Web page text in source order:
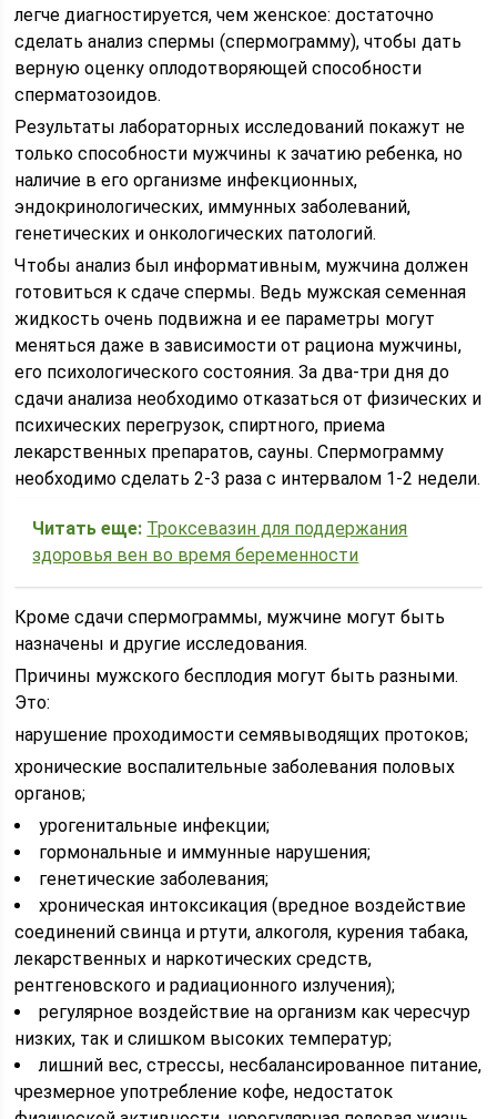
легче диагностируется, чем женское: достаточно
сделать анализ спермы (спермограмму), чтобы дать
верную оценку оплодотворяющей способности
сперматозоидов.
Результаты лабораторных исследований покажут не
только способности мужчины к зачатию ребенка, но
наличие в его организме инфекционных,
эндокринологических, иммунных заболеваний,
генетических и онкологических патологий.
Чтобы анализ был информативным, мужчина должен
готовиться к сдаче спермы. Ведь мужская семенная
жидкость очень подвижна и ее параметры могут
меняться даже в зависимости от рациона мужчины,
его психологического состояния. За два-три дня до
сдачи анализа необходимо отказаться от физических и
психических перегрузок, спиртного, приема
лекарственных препаратов, сауны. Спермограмму
необходимо сделать 2-3 раза с интервалом 1-2 недели.
Читать еще: Троксевазин для поддержания
здоровья вен во время беременности
Кроме сдачи спермограммы, мужчине могут быть
назначены и другие исследования.
Причины мужского бесплодия могут быть разными.
Это:
нарушение проходимости семявыводящих протоков;
хронические воспалительные заболевания половых
органов;
урогенитальные инфекции;
гормональные и иммунные нарушения;
генетические заболевания;
хроническая интоксикация (вредное воздействие
соединений свинца и ртути, алкоголя, курения табака,
лекарственных и наркотических средств,
рентгеновского и радиационного излучения);
регулярное воздействие на организм как чересчур
низких, так и слишком высоких температур;
лишний вес, стрессы, несбалансированное питание,
чрезмерное употребление кофе, недостаток